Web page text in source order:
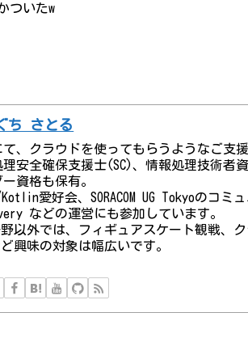
ついたw
ち さとる
て、クラウドを使ってもらうようなご支
安全確保支援士(SC)、情報処理技術者資
資格も保有。
愛好会、SORACOM UG Tokyoのコミ
などの運営にも参加しています。
以外では、フィギュアスケート観戦、
興味の対象は幅広いです。